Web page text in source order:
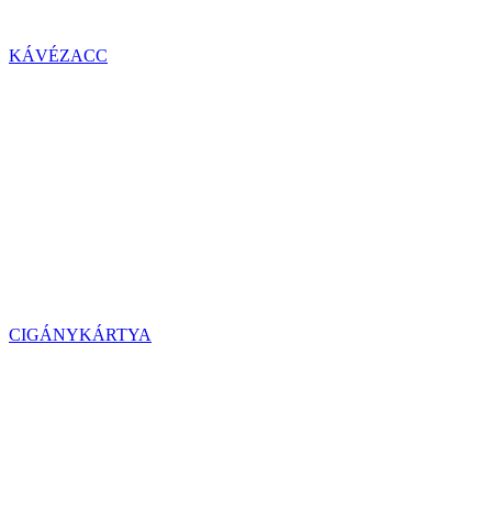
KÁVÉZACC
CIGÁNYKÁRTYA